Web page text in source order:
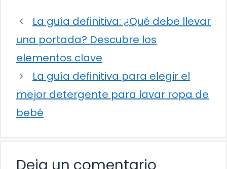
La guía definitiva: ¿Qué debe llevar
una portada? Descubre los
elementos clave
La guía definitiva para elegir el
mejor detergente para lavar ropa de
bebé